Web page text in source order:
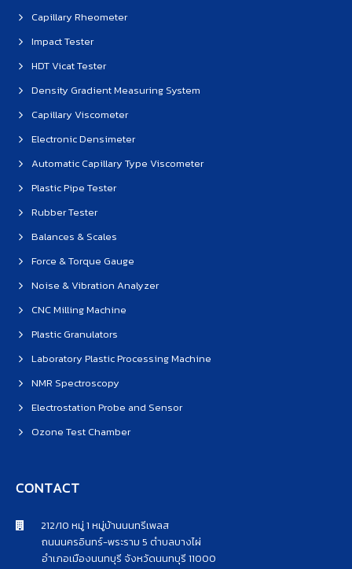
Capillary Rheometer
Impact Tester
HDT Vicat Tester
Density Gradient Measuring System
Capillary Viscometer
Electronic Densimeter
Automatic Capillary Type Viscometer
Plastic Pipe Tester
Rubber Tester
Balances & Scales
Force & Torque Gauge
Noise & Vibration Analyzer
CNC Milling Machine
Plastic Granulators
Laboratory Plastic Processing Machine
NMR Spectroscopy
Electrostation Probe and Sensor
Ozone Test Chamber
CONTACT
212/10 หมู่ 1 หมู่บ้านนนทรีเพลส
ถนนนครอินทร์-พระราม 5 ตำบลบางไผ่
อำเภอเมืองนนทบุรี จังหวัดนนทบุรี 11000